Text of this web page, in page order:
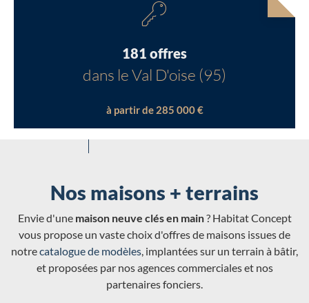
181 offres
dans le Val D'oise (95)
à partir de 285 000 €
Nos maisons + terrains
Envie d'une maison neuve clés en main? Habitat Concept
vous propose un vaste choix d'offres de maisons issues de
notrecatalogue de modèles, implantées sur un terrain à bâtir,
et proposées par nos agences commerciales et nos
partenaires fonciers.